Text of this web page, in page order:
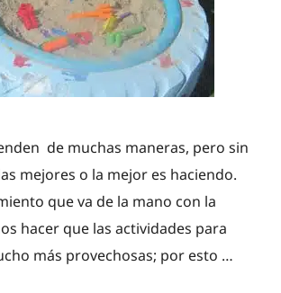
de muchas maneras, pero sin
mejores o la mejor es haciendo.
que va de la mano con la
hacer que las actividades para
más provechosas; por esto …